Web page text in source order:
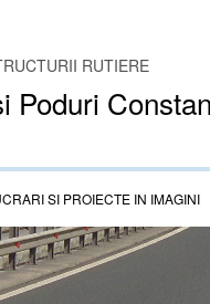
RUTIERE
Poduri
SI PROIECTE IN IMAGINI